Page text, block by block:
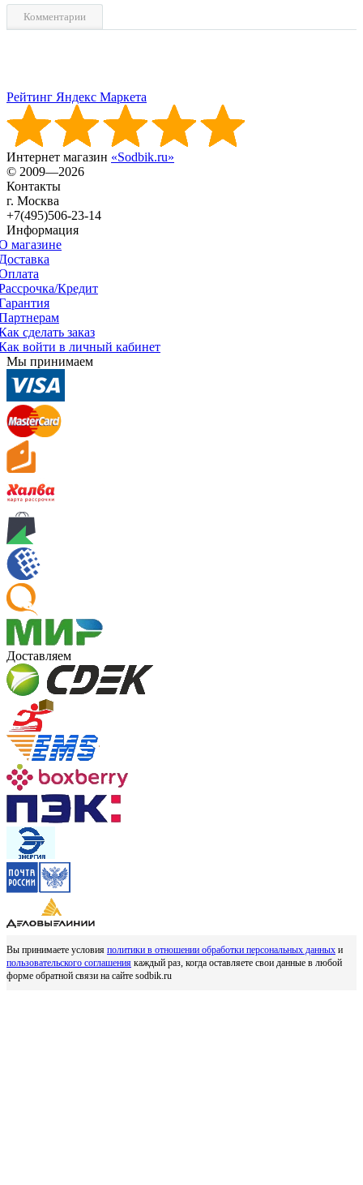
Комментарии
Рейтинг Яндекс Маркета
Интернет магазин «Sodbik.ru»
© 2009—2026
Контакты
г. Москва
+7(495)506-23-14
Информация
магазине
Кредит
сделать заказ
войти в личный кабинет
Мы принимаем
Доставляем
Вы принимаете условия политики в отношении обработки персональных данных и
пользовательского соглашения каждый раз, когда оставляете свои данные в любой
форме обратной связи на сайте sodbik.ru